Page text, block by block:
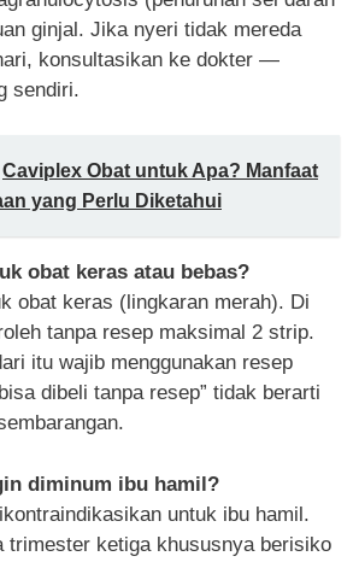
ginjal. Jika nyeri tidak mereda
konsultasikan ke dokter —
sendiri.
Caviplex Obat untuk Apa? Manfaat
yang Perlu Diketahui
obat keras atau bebas?
obat keras (lingkaran merah). Di
tanpa resep maksimal 2 strip.
itu wajib menggunakan resep
dibeli tanpa resep” tidak berarti
diminum ibu hamil?
untuk ibu hamil.
trimester ketiga khususnya berisiko